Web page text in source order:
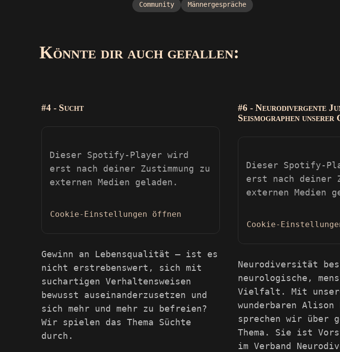
Community Männergespräche
Könnte dir auch gefallen:
#4 - Sucht
Dieser Spotify-Player wird
erst nach deiner Zustimmung zu
externen Medien geladen.
Cookie-Einstellungen öffnen
Gewinn an Lebensqualität – ist es
nicht erstrebenswert, sich mit
suchartigen Verhaltensweisen
bewusst auseinanderzusetzen und
sich mehr und mehr zu befreien?
Wir spielen das Thema Süchte
durch.
#6 - Neurodivergente
Seismographen
Dieser Spotify-
erst nach deiner
externen Medien
Cookie-
Neurodiversität
neurologische,
Vielfalt. Mit
wunderbaren Alison
sprechen wir über
Thema. Sie ist
im Verband